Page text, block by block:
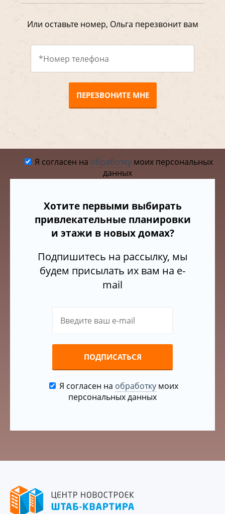
Или оставьте номер, Ольга перезвонит вам
ПЕРЕЗВОНИТЕ МНЕ
Я согласен на обработкумоих персональных
данных
Хотите первыми выбирать
привлекательные планировки
и этажи в новых домах?
Подпишитесь на рассылку, мы
будем присылать их вам на e-
mail
ПОДПИСАТЬСЯ
Я согласен на обработкумоих
персональных данных